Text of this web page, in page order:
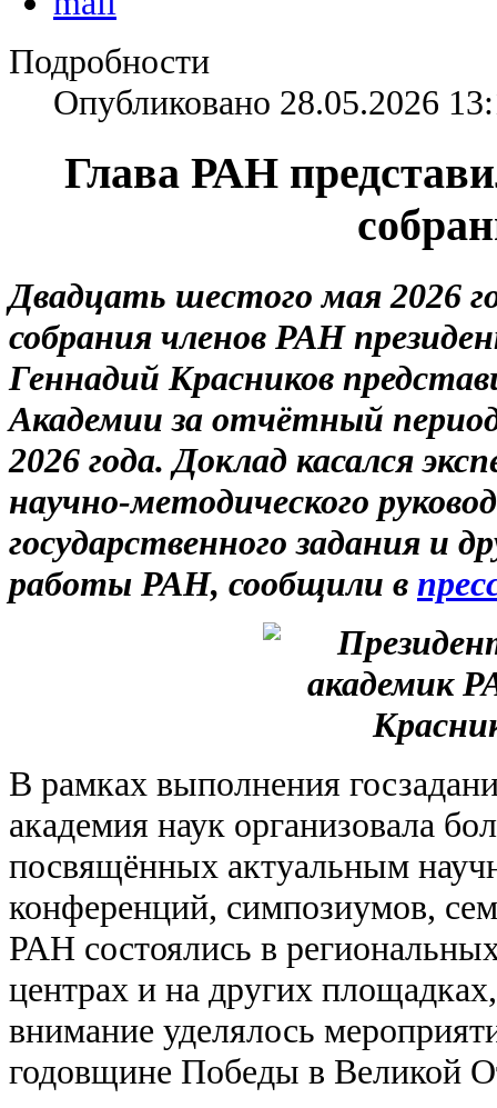
Подробности
Опубликовано 28.05.2026
Глава РАН
Двадцать шестого мая 2026
собрания членов РАН
Геннадий Красников
Академии за отчётный
2026 года. Доклад касался
научно-методического
государственного задания и
работы РАН, сообщили в
В рамках выполнения
академия наук организовала
посвящённых актуальным
конференций, симпозиумов,
РАН состоялись в
центрах и на других
внимание уделялось
годовщине Победы в Великой